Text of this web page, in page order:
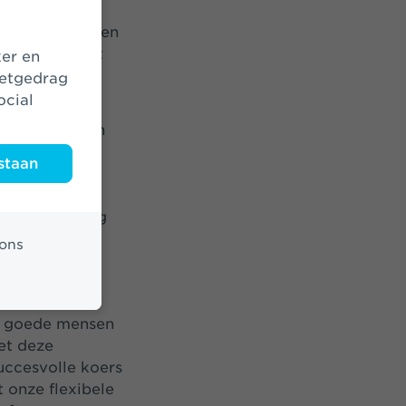
en
dat
aan de
behouden
bij de
belangrijk
nieuws te
zijn ervaring
mensen
deze
koers
onze flexibele